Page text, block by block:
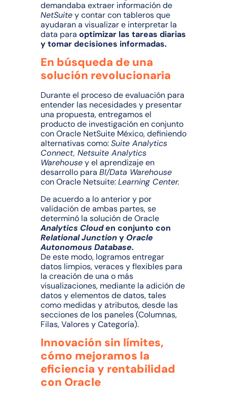
demandaba extraer información de
NetSuitey contar con tableros que
ayudaran a visualizar e interpretar la
data para optimizar las tareas diarias
y tomar decisiones informadas.
En búsqueda de una
solución revolucionaria
Durante el proceso de evaluación para
entender las necesidades y presentar
una propuesta, entregamos el
producto de investigación en conjunto
con Oracle NetSuite México, definiendo
alternativas como:Suite Analytics
Connect, Netsuite Analytics
Warehousey el aprendizaje en
desarrollo para BI/Data Warehouse
con Oracle Netsuite:Learning Center.
De acuerdo a lo anterior y por
validación de ambas partes, se
determinó la solución de Oracle
Analytics Clouden conjunto con
Relational Junction y Oracle
Autonomous Database.
De este modo, logramos entregar
datos limpios, veraces y flexibles para
la creación de una o más
visualizaciones, mediante la adición de
datos y elementos de datos, tales
como medidas y atributos, desde las
secciones de los paneles (Columnas,
Filas, Valores y Categoría).
Innovación sin límites,
cómo mejoramos la
eficiencia y rentabilidad
con Oracle